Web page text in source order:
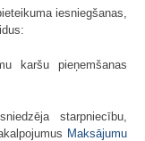
iesniegšanas,
karšu pieņemšanas
starpniecību,
Maksājumu